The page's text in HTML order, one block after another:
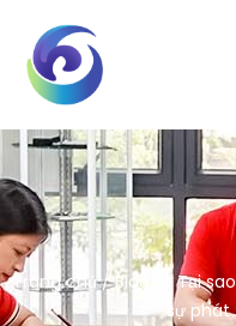
Trang chủ/Blog
/ Tại
sự phát